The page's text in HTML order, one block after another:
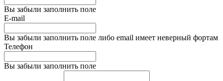
Вы забыли заполнить поле
E-mail
Вы забыли заполнить поле либо email имеет неверный фортам
Телефон
Вы забыли заполнить поле